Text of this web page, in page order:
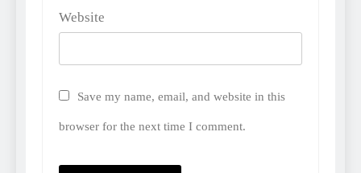
Website
Save my name, email, and website in this
browser for the next time I comment.